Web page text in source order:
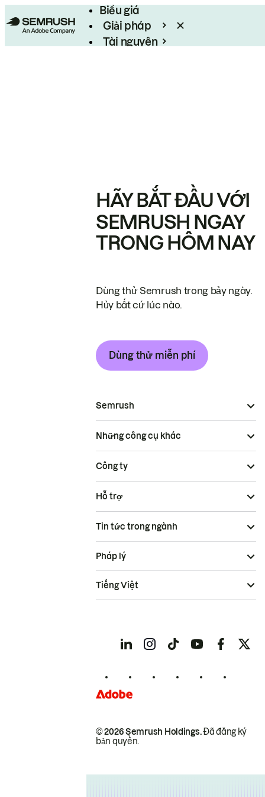
Biểu giá
Giải pháp
Tài nguyên
HÃY BẮT ĐẦU VỚI
SEMRUSH NGAY
TRONG HÔM NAY
Dùng thử Semrush trong bảy ngày.
Hủy bất cứ lúc nào.
Dùng thử miễn phí
Semrush
Những công cụ khác
Công ty
Hỗ trợ
Tin tức trong ngành
© 2026 Semrush Holdings.Đã đăng ký
bản quyền.
Pháp lý
Tiếng Việt